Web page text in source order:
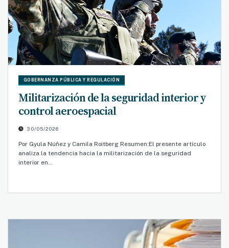
GOBERNANZA PÚBLICA Y REGULACIÓN
Militarización de la seguridad interior y
control aeroespacial
30/05/2026
Por Gyula Núñez y Camila Roitberg Resumen:El presente artículo
analiza la tendencia hacia la militarización de la seguridad
interior en…